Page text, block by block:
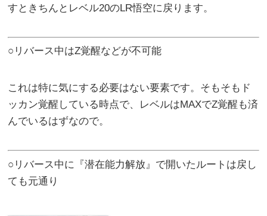
すときちんとレベル20のLR悟空に戻ります。
○リバース中はZ覚醒などが不可能
これは特に気にする必要はない要素です。そもそもド
ッカン覚醒している時点で、レベルはMAXでZ覚醒も済
んでいるはずなので。
○リバース中に『潜在能力解放』で開いたルートは戻し
ても元通り